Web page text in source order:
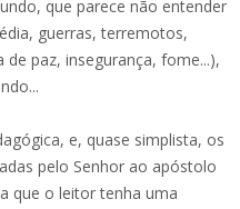
que parece não entender
guerras, terremotos,
paz, insegurança, fome...),
e, quase simplista, os
pelo Senhor ao apóstolo
que o leitor tenha uma